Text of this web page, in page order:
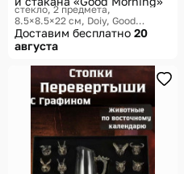
стекло, 2 предмета,
8.5×8.5×22 см Doiy, Good
Morning
Доставим бесплатно 20
августа